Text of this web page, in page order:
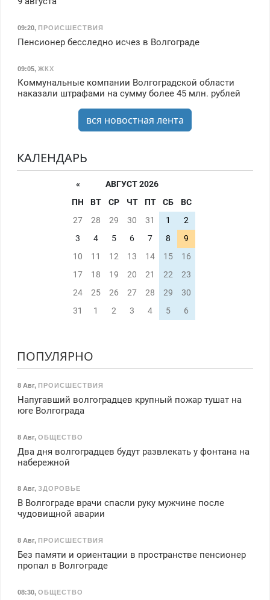
09:20, ПРОИСШЕСТВИЯ
Пенсионер бесследно исчез в Волгограде
09:05, ЖКХ
Коммунальные компании Волгоградской области
наказали штрафами на сумму более 45 млн. рублей
вся новостная лента
КАЛЕНДАРЬ
«
АВГУСТ 2026
ПН
ВТ СР ЧТ ПТ СБ
ВС
27
28 29 30 31 1
2
3
4 5 6 7 8
9
10
11 12 13 14 15
16
17
18 19 20 21 22
23
24
25 26 27 28 29
30
31
1 2 3 4 5 6
ПОПУЛЯРНО
8 Авг, ПРОИСШЕСТВИЯ
Напугавший волгоградцев крупный пожар тушат на
юге Волгограда
8 Авг, ОБЩЕСТВО
Два дня волгоградцев будут развлекать у фонтана на
набережной
8 Авг, ЗДОРОВЬЕ
В Волгограде врачи спасли руку мужчине после
чудовищной аварии
8 Авг, ПРОИСШЕСТВИЯ
Без памяти и ориентации в пространстве пенсионер
пропал в Волгограде
08:30, ОБЩЕСТВО